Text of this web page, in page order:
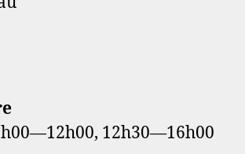
12h30—16h00